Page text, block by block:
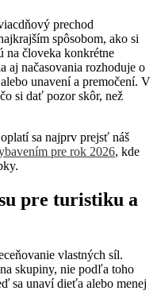
prechod
spôsobom, ako si
na človeka konkrétne
aj načasovania rozhoduje o
unavení a premočení. V
si dať pozor skôr, než
sa najprv prejsť náš
pre rok 2026, kde
pre turistiku a
vlastných síl.
skupiny, nie podľa toho
sa unaví dieťa alebo menej